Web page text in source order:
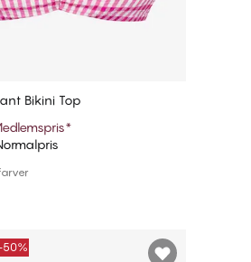
Tilføj til kurv
Bikini Top
*
-50%